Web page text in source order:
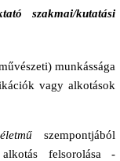
szakmai/kutatási
munkássága
vagy alkotások
szempontjából
felsorolása -